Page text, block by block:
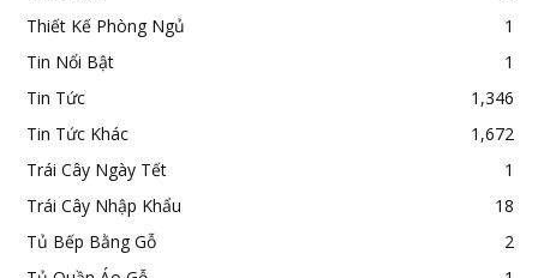
Thiết Kế Phòng Ngủ
1
Tin Nổi Bật
1
Tin Tức
1,346
Tin Tức Khác
1,672
Trái Cây Ngày Tết
1
Trái Cây Nhập Khẩu
18
Tủ Bếp Bằng Gỗ
2